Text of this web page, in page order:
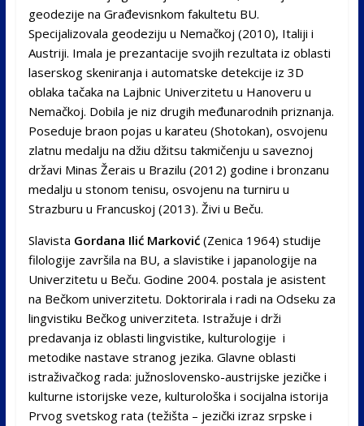
geodezije na Građevisnkom fakultetu BU.
Specijalizovala geodeziju u Nemačkoj (2010), Italiji i
Austriji. Imala je prezantacije svojih rezultata iz oblasti
laserskog skeniranja i automatske detekcije iz 3D
oblaka tačaka na Lajbnic Univerzitetu u Hanoveru u
Nemačkoj. Dobila je niz drugih međunarodnih priznanja.
Poseduje braon pojas u karateu (Shotokan), osvojenu
zlatnu medalju na džiu džitsu takmičenju u saveznoj
državi Minas Žerais u Brazilu (2012) godine i bronzanu
medalju u stonom tenisu, osvojenu na turniru u
Strazburu u Francuskoj (2013). Živi u Beču.
Slavista Gordana Ilić Marković(Zenica 1964) studije
filologije završila na BU, a slavistike i japanologije na
Univerzitetu u Beču. Godine 2004. postala je asistent
na Bečkom univerzitetu. Doktorirala i radi na Odseku za
lingvistiku Bečkog univerziteta. Istražuje i drži
predavanja iz oblasti lingvistike, kulturologije i
metodike nastave stranog jezika. Glavne oblasti
istraživačkog rada: južnoslovensko-austrijske jezičke i
kulturne istorijske veze, kulturološka i socijalna istorija
Prvog svetskog rata (težišta – jezički izraz srpske i